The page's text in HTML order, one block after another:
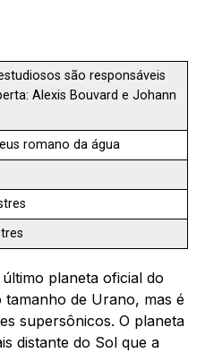
são responsáveis
Alexis Bouvard e Johann
romano da água
planeta oficial do
tamanho de Urano, mas é
supersônicos. O planeta
distante do Sol que a